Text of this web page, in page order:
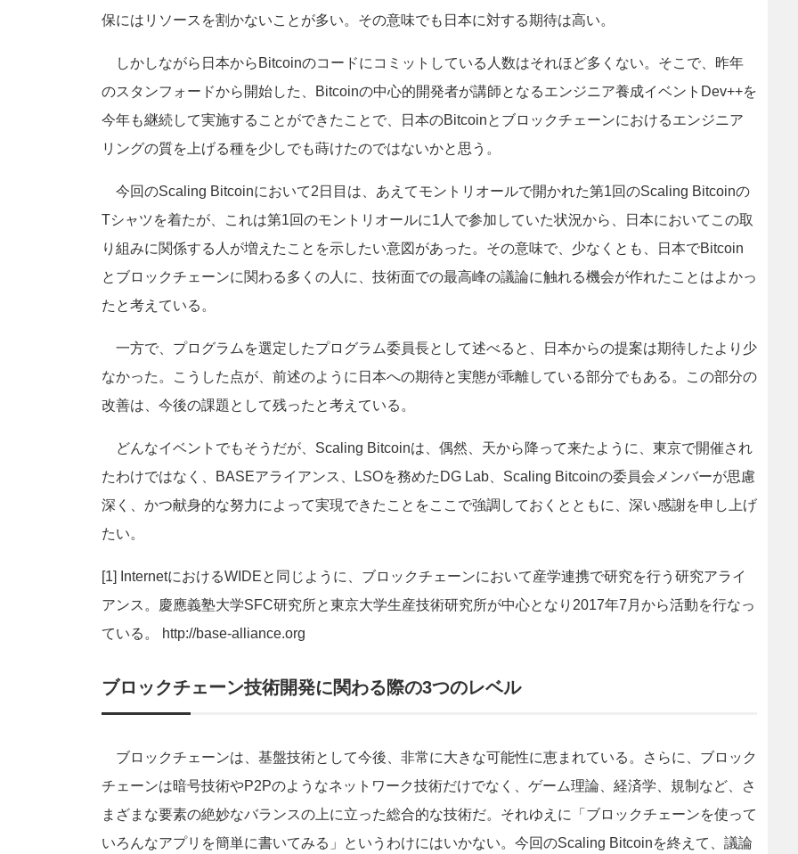
保にはリソースを割かないことが多い。その意味でも日本に対する期待は高い。
しかしながら日本からBitcoinのコードにコミットしている人数はそれほど多くない。そこで、昨年
のスタンフォードから開始した、Bitcoinの中心的開発者が講師となるエンジニア養成イベントDev++を
今年も継続して実施することができたことで、日本のBitcoinとブロックチェーンにおけるエンジニア
リングの質を上げる種を少しでも蒔けたのではないかと思う。
今回のScaling Bitcoinにおいて2日目は、あえてモントリオールで開かれた第1回のScaling Bitcoinの
Tシャツを着たが、これは第1回のモントリオールに1人で参加していた状況から、日本においてこの取
り組みに関係する人が増えたことを示したい意図があった。その意味で、少なくとも、日本でBitcoin
とブロックチェーンに関わる多くの人に、技術面での最高峰の議論に触れる機会が作れたことはよかっ
たと考えている。
一方で、プログラムを選定したプログラム委員長として述べると、日本からの提案は期待したより少
なかった。こうした点が、前述のように日本への期待と実態が乖離している部分でもある。この部分の
改善は、今後の課題として残ったと考えている。
どんなイベントでもそうだが、Scaling Bitcoinは、偶然、天から降って来たように、東京で開催され
たわけではなく、BASEアライアンス、LSOを務めたDG Lab、Scaling Bitcoinの委員会メンバーが思慮
深く、かつ献身的な努力によって実現できたことをここで強調しておくとともに、深い感謝を申し上げ
たい。
[1] InternetにおけるWIDEと同じように、ブロックチェーンにおいて産学連携で研究を行う研究アライ
アンス。慶應義塾大学SFC研究所と東京大学生産技術研究所が中心となり2017年7月から活動を行なっ
ている。 http://base-alliance.org
ブロックチェーン技術開発に関わる際の3つのレベル
ブロックチェーンは、基盤技術として今後、非常に大きな可能性に恵まれている。さらに、ブロック
チェーンは暗号技術やP2Pのようなネットワーク技術だけでなく、ゲーム理論、経済学、規制など、さ
まざまな要素の絶妙なバランスの上に立った総合的な技術だ。それゆえに「ブロックチェーンを使って
いろんなアプリを簡単に書いてみる」というわけにはいかない。今回のScaling Bitcoinを終えて、議論